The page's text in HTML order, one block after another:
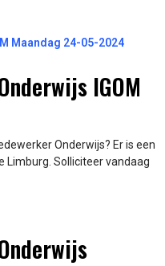
Maandag 24-05-2024
IGOM
Onderwijs? Er is een
Limburg. Solliciteer vandaag